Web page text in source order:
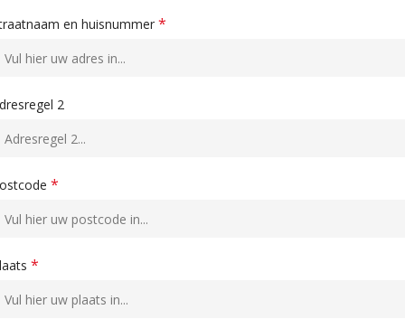
en huisnummer *
2
*
*